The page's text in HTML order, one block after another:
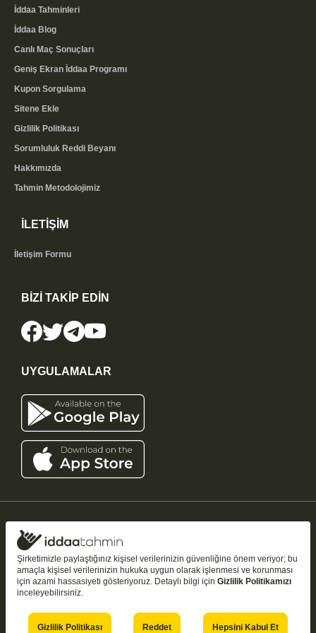
İddaa Tahminleri
İddaa Blog
Canlı Maç Sonuçları
Geniş Ekran İddaa Programı
Kupon Sorgulama
Sitene Ekle
Gizlilik Politikası
Sorumluluk Reddi Beyanı
Hakkımızda
Tahmin Metodolojimiz
İLETİŞİM
İletişim Formu
BİZİ TAKİP EDİN
UYGULAMALAR
iddaatahmin11.com
Tüm Hakları Saklıdır
18+ Bu sitedeki tahmin ve analizler yalnızca bilgilendirme amaçlıdır
kazanç garantisi vermez. Şans oyunları bağımlılık yapabilir — bilinçli ve
Şirketimizle paylaştığınız kişisel verilerinizin güvenliğine önem veriyor; bu
amaçla kişisel verilerinizin hukuka uygun olarak işlenmesi ve korunması
için azami hassasiyeti gösteriyoruz. Detaylı bilgi için Gizlilik Politikamızı
inceleyebilirsiniz.
Gizlilik Politikası Reddet Hepsini Kabul Et